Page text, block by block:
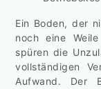
Ein Boden, der
noch eine
spüren die
vollständigen
Aufwand. Der